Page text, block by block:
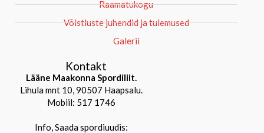
Raamatukogu
Võistluste juhendid ja tulemused
Galerii
Kontakt
Lääne Maakonna Spordiliit.
Lihula mnt 10, 90507 Haapsalu.
Mobiil: 517 1746
Info, Saada spordiuudis: